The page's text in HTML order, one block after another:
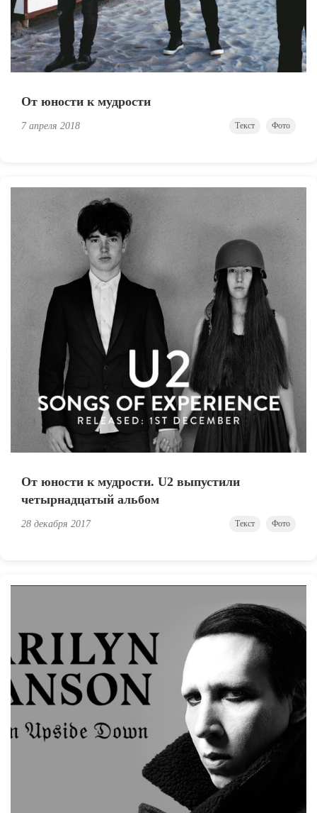
От юности к мудрости
7 апреля 2018 Текст Фото
От юности к мудрости. U2 выпустили
четырнадцатый альбом
28 декабря 2017 Текст Фото